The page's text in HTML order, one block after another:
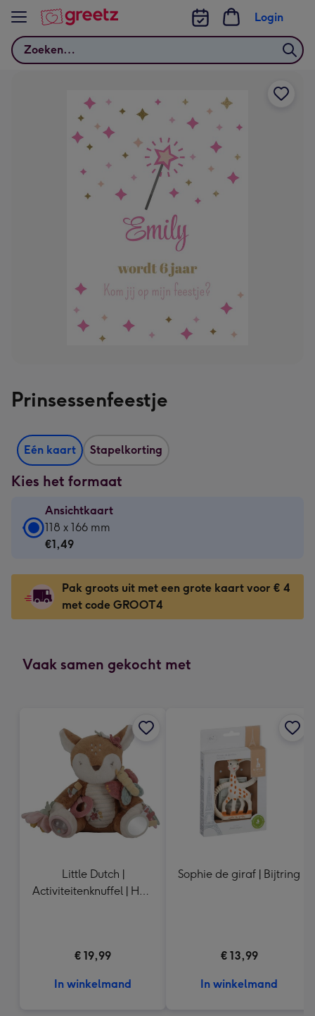
Bekijk meer
Zoeken
Login
Prinsessenfeestje
Eén kaart Stapelkorting
Kies het formaat
Ansichtkaart
Ansichtkaart
-
-
118
x
-
166
mm
118 x 166 mm
€1,49
Pak groots uit met een grote kaart voor € 4
met code GROOT4
Vaak samen gekocht met
Little Dutch |
Activiteitenknuffel | Hert
€ 19,99
In winkelmand
Sophie de giraf | Bijtring
€ 13,99
In winkelmand